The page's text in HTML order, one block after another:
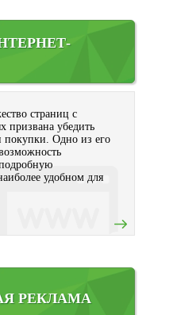
страниц с
призвана убедить
покупки. Одно из его
удобном для
РЕКЛАМА